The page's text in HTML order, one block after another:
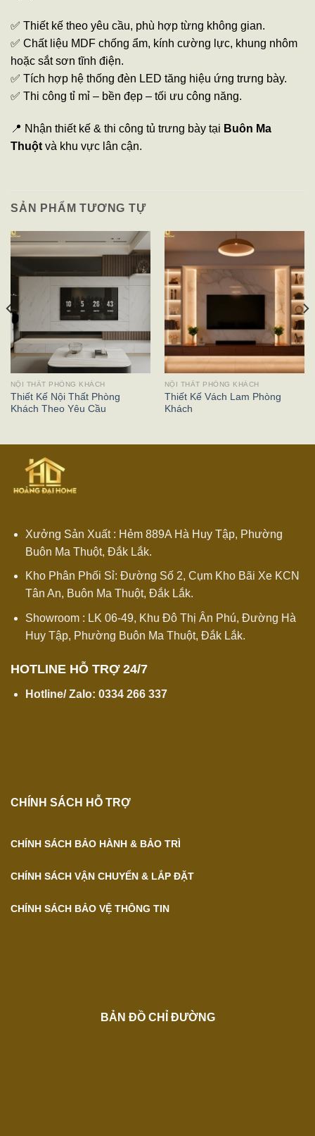
✅ Thiết kế theo yêu cầu, phù hợp từng không gian.
✅ Chất liệu MDF chống ẩm, kính cường lực, khung nhôm
hoặc sắt sơn tĩnh điện.
✅ Tích hợp hệ thống đèn LED tăng hiệu ứng trưng bày.
✅ Thi công tỉ mỉ – bền đẹp – tối ưu công năng.
📍 Nhận thiết kế & thi công tủ trưng bày tại Buôn Ma
Thuột và khu vực lân cận.
SẢN PHẨM TƯƠNG TỰ
NỘI THẤT PHÒNG KHÁCH
Thiết Kế Nội Thất Phòng
Khách Theo Yêu Cầu
NỘI THẤT PHÒNG KHÁCH
Thiết Kế Vách Lam Phòng
Khách
Xưởng Sản Xuất : Hẻm 889A Hà Huy Tập, Phường
Buôn Ma Thuột, Đắk Lắk.
Kho Phân Phối Sỉ: Đường Số 2, Cụm Kho Bãi Xe KCN
Tân An, Buôn Ma Thuột, Đắk Lắk.
Showroom : LK 06-49, Khu Đô Thị Ân Phú, Đường Hà
Huy Tập, Phường Buôn Ma Thuột, Đắk Lắk.
HOTLINE HỖ TRỢ 24/7
Hotline/ Zalo: 0334 266 337
CHÍNH SÁCH HỖ TRỢ
CHÍNH SÁCH BẢO HÀNH & BẢO TRÌ
CHÍNH SÁCH VẬN CHUYỂN & LẮP ĐẶT
CHÍNH SÁCH BẢO VỆ THÔNG TIN
BẢN ĐỒ CHỈ ĐƯỜNG